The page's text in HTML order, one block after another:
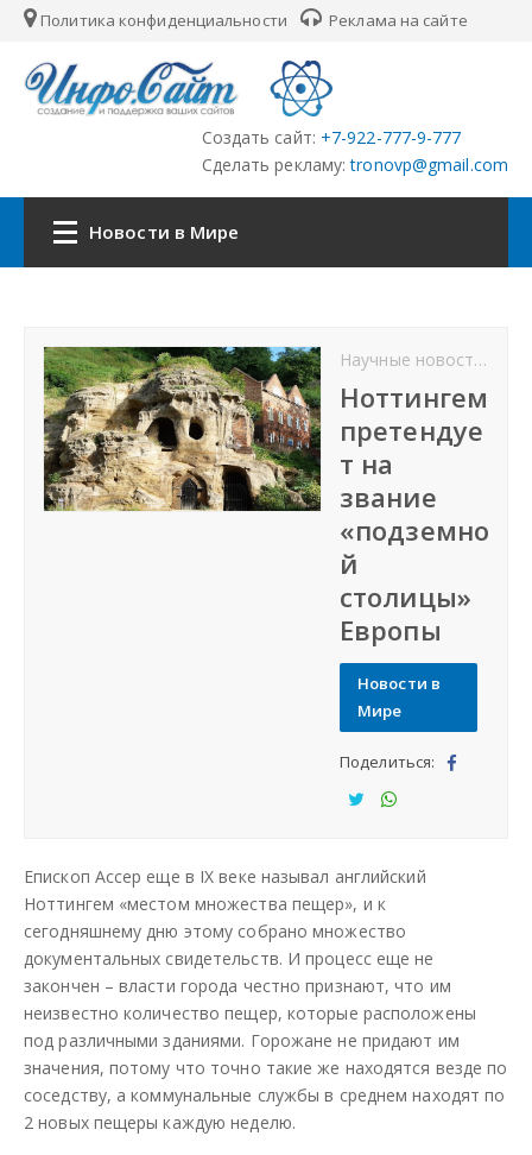
Политика конфиденциальности Реклама на сайте
Создать сайт: +7-922-777-9-777
Сделать рекламу: tronovp@gmail.com
Новости в Мире
ЦФО
ПФО
УФО
Заказать создание сайта
Наши сайты
Научные новости
Ноттингем
претендуе
т на
звание
«подземно
й
столицы»
Европы
Новости в
Мире
Поделиться:
тьс
я
тьс
я
Епископ Ассер еще в IX веке называл английский
Ноттингем «местом множества пещер», и к
сегодняшнему дню этому собрано множество
документальных свидетельств. И процесс еще не
закончен – власти города честно признают, что им
неизвестно количество пещер, которые расположены
под различными зданиями. Горожане не придают им
значения, потому что точно такие же находятся везде по
соседству, а коммунальные службы в среднем находят по
2 новых пещеры каждую неделю.